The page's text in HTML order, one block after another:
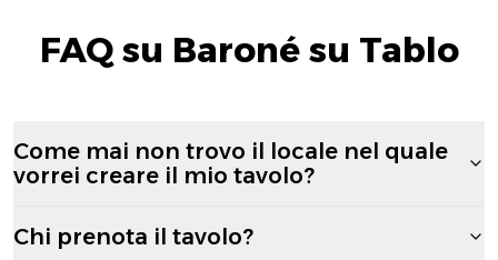
FAQ su Baroné su Tablo
Come mai non trovo il locale nel quale
vorrei creare il mio tavolo?
Chi prenota il tavolo?